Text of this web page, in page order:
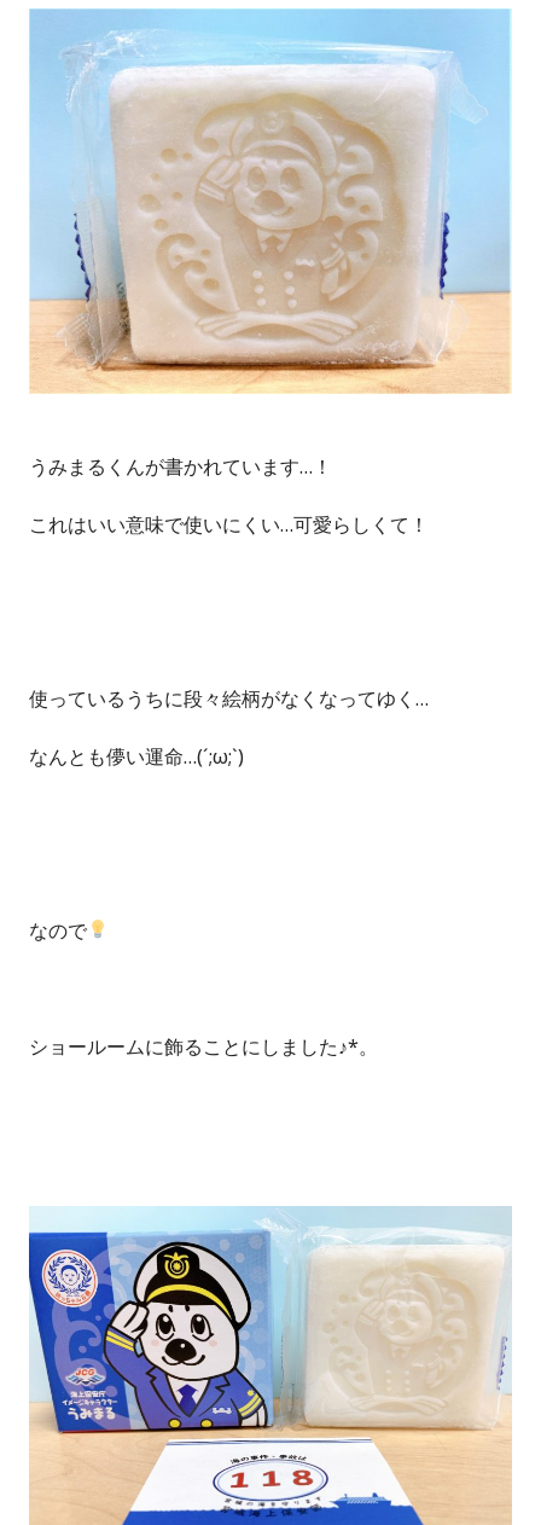
うみまるくんが書かれています…！
これはいい意味で使いにくい…可愛らしくて！
使っているうちに段々絵柄がなくなってゆく…
なんとも儚い運命…(´;ω;`)
なので
ショールームに飾ることにしました♪*。